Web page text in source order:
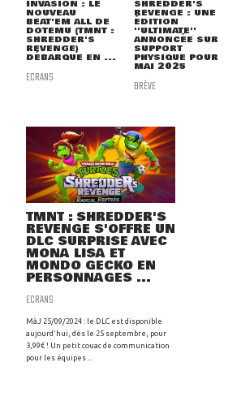
INVASION : LE
NOUVEAU
BEAT'EM ALL DE
DOTEMU (TMNT :
SHREDDER'S
REVENGE)
DÉBARQUE EN ...
ECRANS
SHREDDER'S
REVENGE : UNE
ÉDITION
''ULTIMATE''
ANNONCÉE SUR
SUPPORT
PHYSIQUE POUR
MAI 2025
BRÈVE
TMNT : SHREDDER'S
REVENGE S'OFFRE UN
DLC SURPRISE AVEC
MONA LISA ET
MONDO GECKO EN
PERSONNAGES ...
ECRANS
MàJ 25/09/2024 : le DLC est disponible
aujourd'hui, dès le 25 septembre, pour
3,99€ ! Un petit couac de communication
pour les équipes ...